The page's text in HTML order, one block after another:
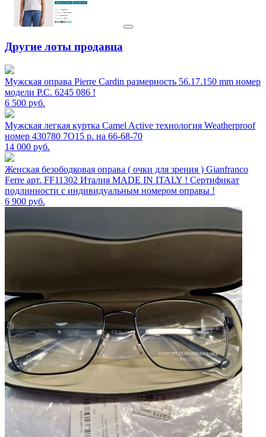
Другие лоты продавца
Мужская оправа Pierre Cardin размерность 56.17.150 mm номер
модели P.C. 6245 086 !
6 500 руб.
Мужская легкая куртка Camel Active технология Weatherproof
номер 430780 7O15 р. на 66-68-70
14 000 руб.
Женская безободковая оправа ( очки для зрения ) Gianfranco
Ferre арт. FF11302 Италия MADE IN ITALY ! Сертификат
подлинности с индивидуальным номером оправы !
6 900 руб.